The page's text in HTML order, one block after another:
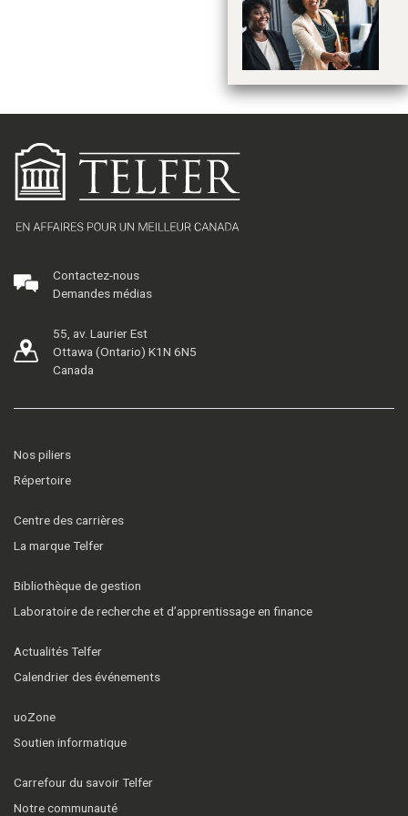
Contactez-nous
Demandes médias
55, av. Laurier Est
Ottawa (Ontario) K1N 6N5
Canada
Nos piliers
Répertoire
Centre des carrières
La marque Telfer
Bibliothèque de gestion
Laboratoire de recherche et d’apprentissage en finance
Actualités Telfer
Calendrier des événements
uoZone
Soutien informatique
Carrefour du savoir Telfer
Notre communauté